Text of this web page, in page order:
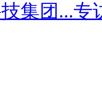
集团...专